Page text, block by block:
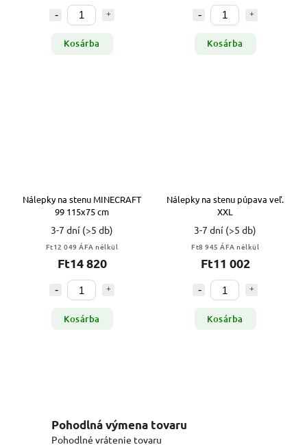
Kosárba Kosárba
Nálepky na stenu MINECRAFT
99 115x75 cm
3-7 dní (>5 db)
Ft12 049 ÁFA nélkül
Ft14 820
Kosárba
Nálepky na stenu púpava veľ.
XXL
3-7 dní (>5 db)
Ft8 945 ÁFA nélkül
Ft11 002
Kosárba
Pohodlná výmena tovaru
Pohodlné vrátenie tovaru